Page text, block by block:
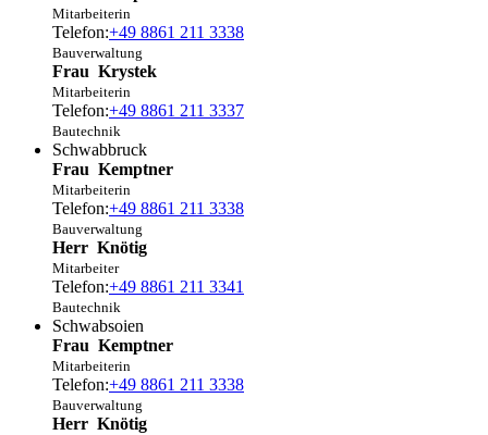
Mitarbeiterin
Telefon:+49 8861 211 3338
Bauverwaltung
Frau Krystek
Mitarbeiterin
Telefon:+49 8861 211 3337
Bautechnik
Schwabbruck
Frau Kemptner
Mitarbeiterin
Telefon:+49 8861 211 3338
Bauverwaltung
Herr Knötig
Mitarbeiter
Telefon:+49 8861 211 3341
Bautechnik
Schwabsoien
Frau Kemptner
Mitarbeiterin
Telefon:+49 8861 211 3338
Bauverwaltung
Herr Knötig